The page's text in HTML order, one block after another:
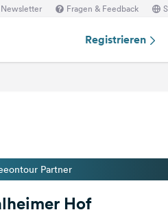
Newsletter Fragen & Feedback
Registrieren
Partner
Hof